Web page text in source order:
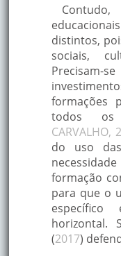
distintos,
sociais,
formações
todos os
CARVALHO,
do uso
formação
para que o
horizontal.
(2017)